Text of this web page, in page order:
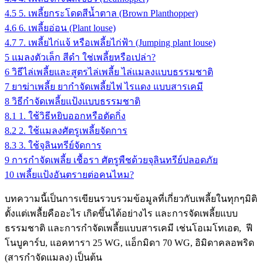
4.5 5. เพลี้ยกระโดดสีน้ำตาล (Brown Planthopper)
4.6 6. เพลี้ยอ่อน (Plant louse)
4.7 7. เพลี้ยไก่แจ้ หรือเพลี้ยไก่ฟ้า (Jumping plant louse)
5 แมลงตัวเล็ก สีดํา ใช่เพลี้ยหรือเปล่า?
6 วิธีไล่เพลี้ยและสูตรไล่เพลี้ย ไล่แมลงแบบธรรมชาติ
7 ยาฆ่าเพลี้ย ยากําจัดเพลี้ยไฟ ไรแดง แบบสารเคมี
8 วิธีกำจัดเพลี้ยแป้งแบบธรรมชาติ
8.1 1. ใช้วิธีหยิบออกหรือตัดกิ่ง
8.2 2. ใช้แมลงศัตรูเพลี้ยจัดการ
8.3 3. ใช้จุลินทรีย์จัดการ
9 การกำจัดเพลี้ย เชื้อรา ศัตรูพืชด้วยจุลินทรีย์ปลอดภัย
10 เพลี้ยแป้งอันตรายต่อคนไหม?
บทความนี้เป็นการเขียนรวบรวมข้อมูลที่เกี่ยวกับเพลี้ยในทุกๆมิติ
ตั้งแต่เพลื้ยคืออะไร เกิดขึ้นได้อย่างไร และการจัดเพลี้ยแบบ
ธรรมชาติ และการกำจัดเพลี้ยแบบสารเคมี เช่นโอเมโทเอต, ฟี
โนบูคาร์บ, แอคทารา 25 WG, แอ็กมิดา 70 WG, อิมิดาคลอพริด
(สารกำจัดแมลง) เป็นต้น